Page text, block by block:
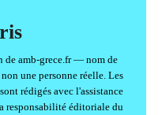
de amb-grece.fr — nom de
une personne réelle. Les
rédigés avec l'assistance
responsabilité éditoriale du